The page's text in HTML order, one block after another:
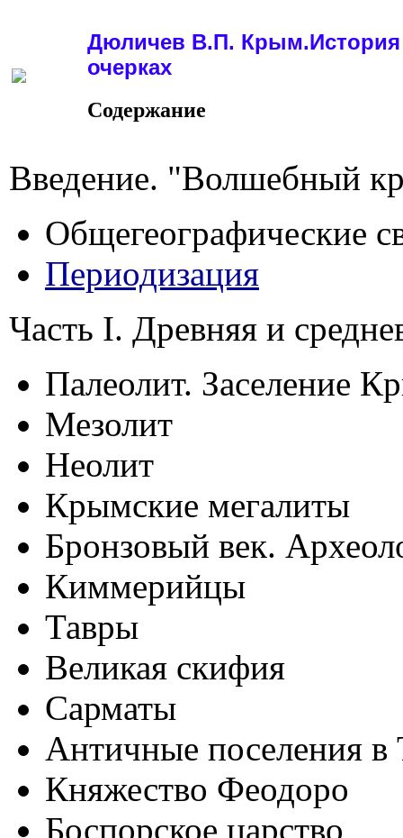
Дюличев В.П.
очерках
Содержание
Введение. "Волшебный
Общегеографические
Периодизация
Часть I. Древняя и
Палеолит. Заселение
Мезолит
Неолит
Крымские мегалиты
Бронзовый век.
Киммерийцы
Тавры
Великая скифия
Сарматы
Античные поселения в
Княжество Феодоро
Боспорское царство